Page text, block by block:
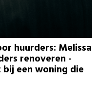
huurders: Melissa
renoveren -
een woning die